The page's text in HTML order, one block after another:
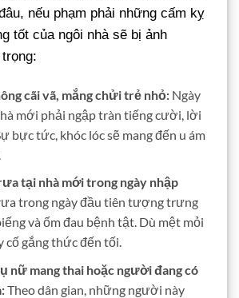
nếu phạm phải những cấm kỵ
tốt của ngôi nhà sẽ bị ảnh
cãi vã, mắng chửi trẻ nhỏ:Ngày
mới phải ngập tràn tiếng cười, lời
bực tức, khóc lóc sẽ mang đến u ám
tại nhà mới trong ngày nhập
trong ngày đầu tiên tượng trưng
và ốm đau bệnh tật. Dù mệt mỏi
cố gắng thức đến tối.
nữ mang thai hoặc người đang có
Theo dân gian, những người này